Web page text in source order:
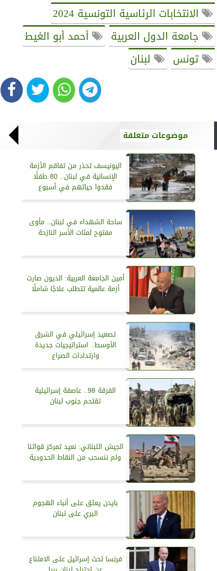
الانتخابات الرئاسية التونسية 2024
جامعة الدول العربية
أحمد أبو الغيط
تونس
لبنان
موضوعات متعلقة
اليونيسف تحذر من تفاقم الأزمة
الإنسانية في لبنان.. 80 طفلًا
فقدوا حياتهم في أسبوع
ساحة الشهداء في لبنان.. مأوى
مفتوح لمئات الأسر النازحة
أمين الجامعة العربية: الديون صارت
أزمة عالمية تتطلب علاجًا شاملًا
تصعيد إسرائيلي في الشرق
الأوسط.. استراتيجيات جديدة
وارتدادات الصراع
الفرقة 98.. عاصفة إسرائيلية
تقتحم جنوب لبنان
الجيش اللبناني: نعيد تمركز قواتنا
ولم ننسحب من النقاط الحدودية
بايدن يعلق على أنباء الهجوم
البري على لبنان
فرنسا تحث إسرائيل على الامتناع